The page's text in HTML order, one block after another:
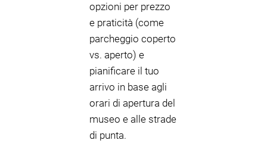
opzioni per prezzo
e praticità (come
parcheggio coperto
vs. aperto) e
pianificare il tuo
arrivo in base agli
orari di apertura del
museo e alle strade
di punta.